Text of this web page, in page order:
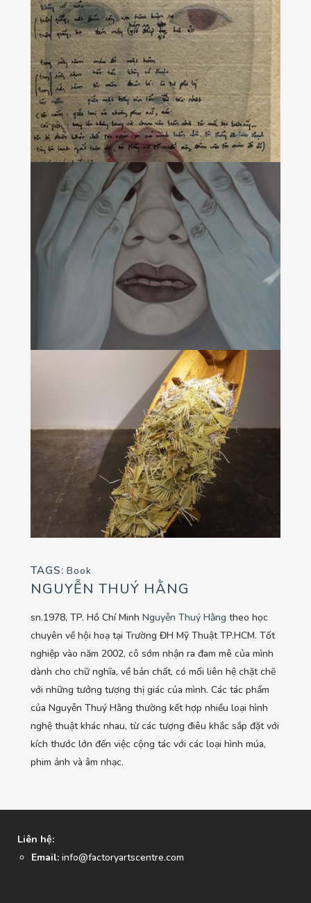
TAGS: Book
NGUYỄN THUÝ HẰNG
sn.1978, TP. Hồ Chí Minh Nguyễn Thuý Hằng theo học
chuyên về hội hoạ tại Trường ĐH Mỹ Thuật TP.HCM. Tốt
nghiệp vào năm 2002, cô sớm nhận ra đam mê của mình
dành cho chữ nghĩa, về bản chất, có mối liên hệ chặt chẽ
với những tưởng tượng thị giác của mình. Các tác phẩm
của Nguyễn Thuý Hằng thường kết hợp nhiều loại hình
nghệ thuật khác nhau, từ các tượng điêu khắc sắp đặt với
kích thước lớn đến việc cộng tác với các loại hình múa,
phim ảnh và âm nhạc.
Liên hệ:
Email: info@factoryartscentre.com